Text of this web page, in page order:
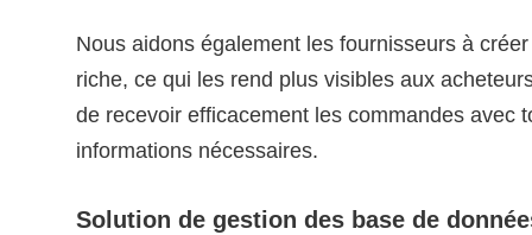
Nous aidons également les fournisseurs à
riche, ce qui les rend plus visibles aux
de recevoir efficacement les commandes avec
informations nécessaires.
Solution de gestion des base de